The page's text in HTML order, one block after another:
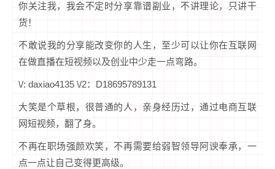
你关注我，我会不定时分享靠谱副业，不讲理论，只讲干
货！
不敢说我的分享能改变你的人生，至少可以让你在互联网
在做直播在短视频以及创业中少走一点弯路。
\/: daxiao4135 \/2：D18695789131
大笑是个草根，很普通的人，亲身经历过，通过电商互联
网短视频，翻了身。
不再在职场强颜欢笑，不再需要给弱智领导阿谀奉承，一
点一点让自己变得更高级。